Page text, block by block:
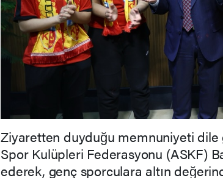
Ziyaretten duyduğu memnuniyeti dile
Spor Kulüpleri Federasyonu (ASKF)
ederek, genç sporculara altın